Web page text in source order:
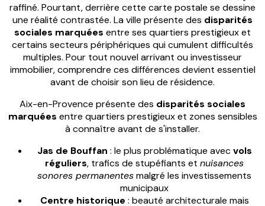
raffiné. Pourtant, derrière cette carte postale se dessine
une réalité contrastée. La ville présente des disparités
sociales marquées entre ses quartiers prestigieux et
certains secteurs périphériques qui cumulent difficultés
multiples. Pour tout nouvel arrivant ou investisseur
immobilier, comprendre ces différences devient essentiel
avant de choisir son lieu de résidence.
Aix-en-Provence présente des disparités sociales
marquées entre quartiers prestigieux et zones sensibles
à connaître avant de s'installer.
Jas de Bouffan : le plus problématique avecvols
réguliers, trafics de stupéfiants et nuisances
sonores permanentesmalgré les investissements
municipaux
Centre historique : beauté architecturale mais